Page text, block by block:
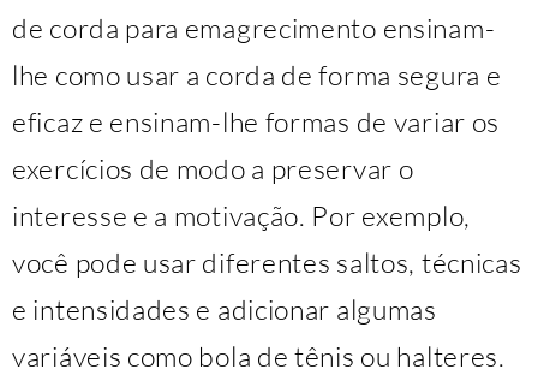
de corda para emagrecimento ensinam-
lhe como usar a corda de forma segura e
eficaz e ensinam-lhe formas de variar os
exercícios de modo a preservar o
interesse e a motivação. Por exemplo,
você pode usar diferentes saltos, técnicas
e intensidades e adicionar algumas
variáveis como bola de tênis ou halteres.